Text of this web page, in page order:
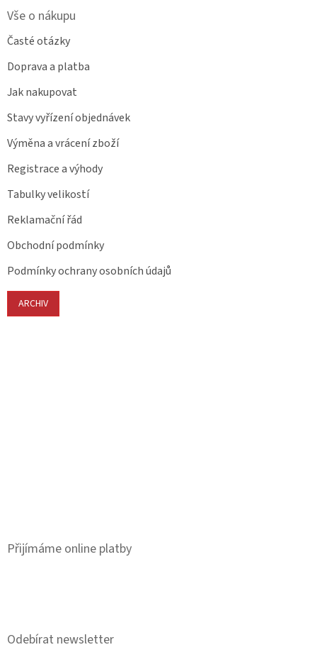
Vše o nákupu
Časté otázky
Doprava a platba
Jak nakupovat
Stavy vyřízení objednávek
Výměna a vrácení zboží
Registrace a výhody
Tabulky velikostí
Reklamační řád
Obchodní podmínky
Podmínky ochrany osobních údajů
ARCHIV
Přijímáme online platby
Odebírat newsletter